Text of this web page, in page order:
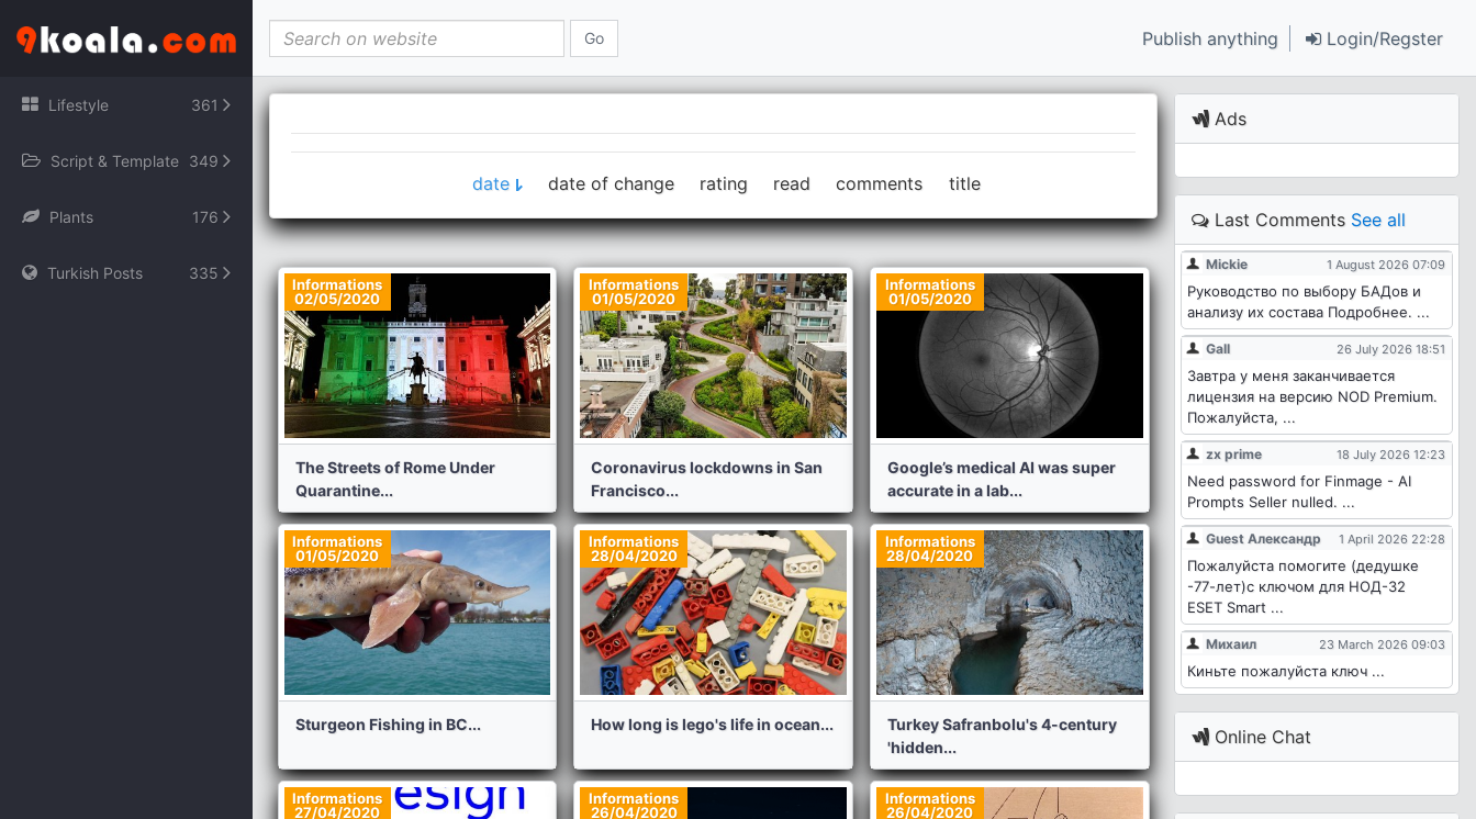
Publish anything Login/Regster
Lifestyle 361
Script & Template 349
Plants 176
Turkish Posts 335
date date of change rating read comments title
Informations
02/05/2020
The Streets of Rome Under
Quarantine...
Informations
01/05/2020
Coronavirus lockdowns in San
Francisco...
Informations
01/05/2020
Google’s medical AI was super
accurate in a lab...
Informations
01/05/2020
Sturgeon Fishing in BC...
Informations
28/04/2020
How long is lego's life in ocean...
Informations
28/04/2020
Turkey Safranbolu's 4-century
'hidden...
Informations
27/04/2020
Informations
26/04/2020
Informations
26/04/2020
Ads
Last Comments See all
1 August 2026 07:09
Mickie
Руководство по выбору БАДов и
анализу их состава Подробнее. ...
26 July 2026 18:51
Gall
Завтра у меня заканчивается
лицензия на версию NOD Premium.
Пожалуйста, ...
18 July 2026 12:23
zx prime
Need password for Finmage - AI
Prompts Seller nulled. ...
1 April 2026 22:28
Guest Александр
Пожалуйста помогите (дедушке
-77-лет)с ключом для НОД-32
ESET Smart ...
23 March 2026 09:03
Михаил
Киньте пожалуйста ключ ...
Online Chat